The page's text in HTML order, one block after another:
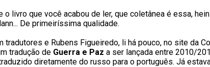
o livro que você acabou de ler, que coletânea é essa,
De primeiríssima qualidade.
tradutores e Rubens Figueiredo, li há pouco, no site da
tradução de Guerra e Paz a ser lançada entre 2010/
diretamente do russo para o português. Já